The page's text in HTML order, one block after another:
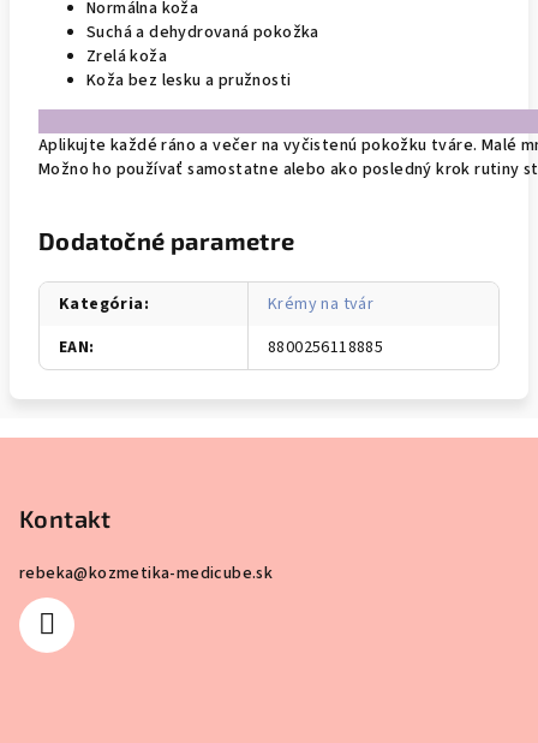
Normálna koža
Suchá a dehydrovaná pokožka
Zrelá koža
Koža bez lesku a pružnosti
Aplikujte každé ráno a večer na vyčistenú pokožku tváre. Malé
Možno ho používať samostatne alebo ako posledný krok rutiny
Dodatočné parametre
Kategória:
Krémy na tvár
EAN: 8800256118885
Kontakt
rebeka@kozmetika-medicube.sk